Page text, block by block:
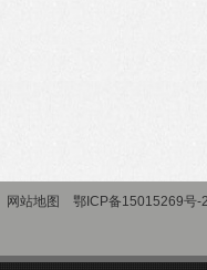
网站地图 鄂ICP备15015269号-